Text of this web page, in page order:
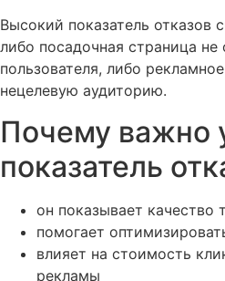
Высокий показатель отказов
либо посадочная страница
пользователя, либо
нецелевую аудиторию.
Почему важно
показатель
он показывает качество
помогает
влияет на стоимость
рекламы